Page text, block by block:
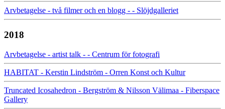
Arvbetagelse - två filmer och en blogg - - Slöjdgalleriet
2018
Arvbetagelse - artist talk - - Centrum för fotografi
HABITAT - Kerstin Lindström - Orren Konst och Kultur
Truncated Icosahedron - Bergström & Nilsson Välimaa - Fiberspace
Gallery